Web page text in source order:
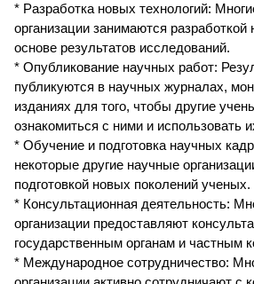
* Разработка новых технологий:
организации занимаются разработкой
основе результатов исследований.
* Опубликование научных работ:
публикуются в научных журналах,
изданиях для того, чтобы другие
ознакомиться с ними и использовать
* Обучение и подготовка научных
некоторые другие научные
подготовкой новых поколений ученых.
* Консультационная деятельность:
организации предоставляют
государственным органам и частным
* Международное сотрудничество: